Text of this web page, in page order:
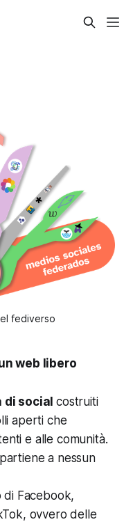
fediverso
web libero
di socialcostruiti
aperti che
e alle comunità.
a nessun
di Facebook,
ovvero delle